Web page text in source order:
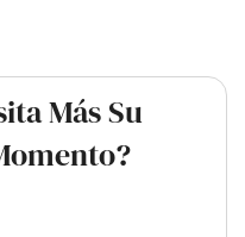
Más Su